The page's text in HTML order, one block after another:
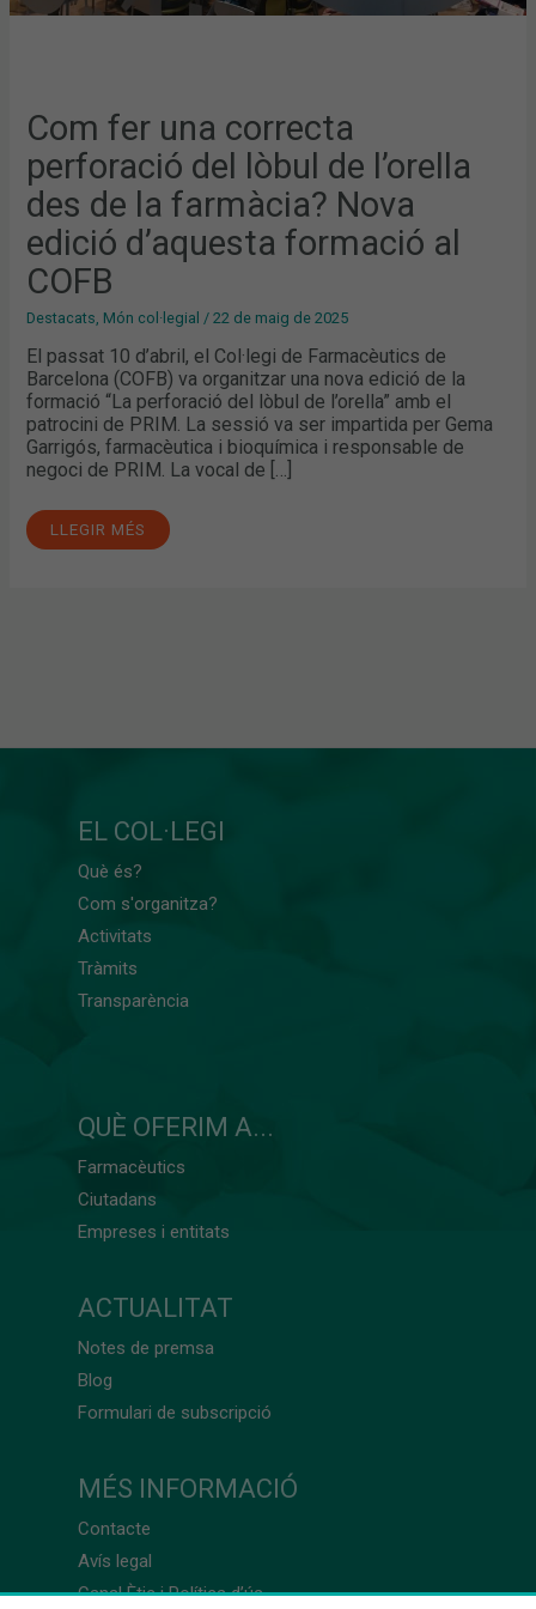
Com fer una correcta
perforació del lòbul de l’orella
des de la farmàcia? Nova
edició d’aquesta formació al
COFB
Destacats, Món col·legial /22 de maig de 2025
El passat 10 d’abril, el Col·legi de Farmacèutics de
Barcelona (COFB) va organitzar una nova edició de la
formació “La perforació del lòbul de l’orella” amb el
patrocini de PRIM. La sessió va ser impartida per Gema
Garrigós, farmacèutica i bioquímica i responsable de
negoci de PRIM. La vocal de […]
AL
LLEGIR MÉS
EL COL·LEGI
Què és?
Com s'organitza?
Activitats
Tràmits
Transparència
QUÈ OFERIM A...
Farmacèutics
Ciutadans
Empreses i entitats
ACTUALITAT
Notes de premsa
Blog
Formulari de subscripció
MÉS INFORMACIÓ
Contacte
Avís legal
Canal Ètic i Política d’ús